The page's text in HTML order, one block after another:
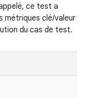
ce test a
métriques clé/valeur
du cas de test.